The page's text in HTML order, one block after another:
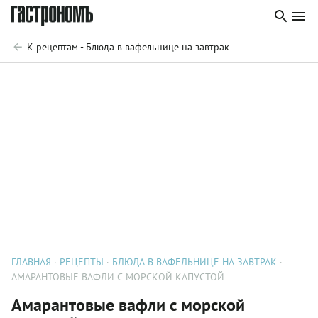
К рецептам - Блюда в вафельнице на завтрак
ГЛАВНАЯ РЕЦЕПТЫ
БЛЮДА В ВАФЕЛЬНИЦЕ НА ЗАВТРАК
АМАРАНТОВЫЕ ВАФЛИ С МОРСКОЙ КАПУСТОЙ
Амарантовые вафли с морской